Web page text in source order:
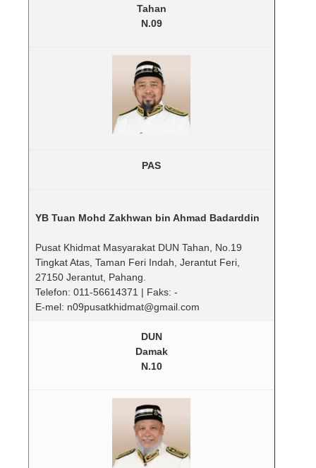
Tahan
N.09
PAS
YB Tuan Mohd Zakhwan bin Ahmad Badarddin
Pusat Khidmat Masyarakat DUN Tahan, No.19
Tingkat Atas, Taman Feri Indah, Jerantut Feri,
27150 Jerantut, Pahang.
Telefon: 011-56614371 | Faks: -
E-mel: n09pusatkhidmat@gmail.com
DUN
Damak
N.10